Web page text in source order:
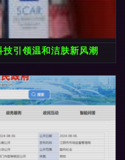
引领温和洁肤新风潮